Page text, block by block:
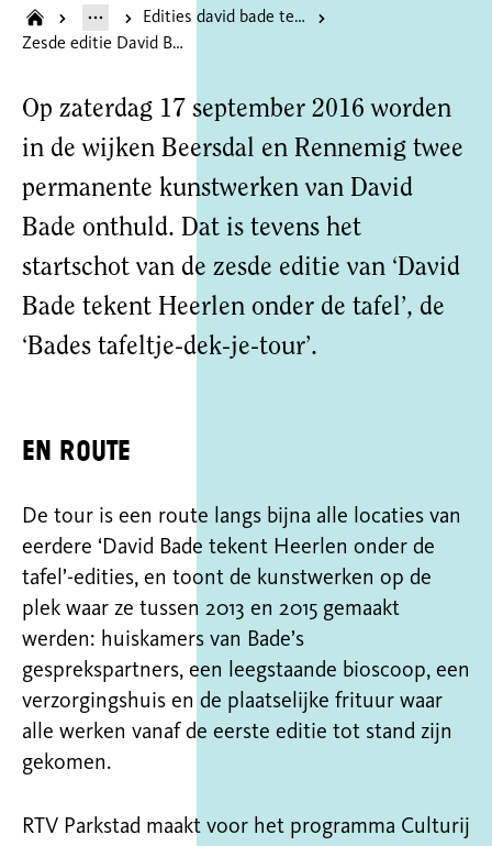
Edities david bade tekent heerlen onder de tafel
Zesde editie David Bade tekent Heerlen onder de tafel
Op zaterdag 17 september 2016 worden
in de wijken Beersdal en Rennemig twee
permanente kunstwerken van David
Bade onthuld. Dat is tevens het
startschot van de zesde editie van ‘David
Bade tekent Heerlen onder de tafel’, de
‘Bades tafeltje-dek-je-tour’.
En route
De tour is een route langs bijna alle locaties van
eerdere ‘David Bade tekent Heerlen onder de
tafel’-edities, en toont de kunstwerken op de
plek waar ze tussen 2013 en 2015 gemaakt
werden: huiskamers van Bade’s
gesprekspartners, een leegstaande bioscoop, een
verzorgingshuis en de plaatselijke frituur waar
alle werken vanaf de eerste editie tot stand zijn
gekomen.
RTV Parkstad maakt voor het programma Culturij